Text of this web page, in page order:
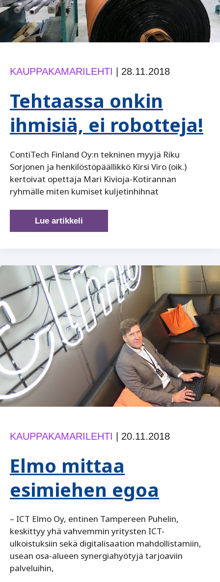
KAUPPAKAMARILEHTI 28.11.2018
Tehtaassa onkin
ihmisiä, ei robotteja!
ContiTech Finland Oy:n tekninen myyjä Riku
Sorjonen ja henkilöstöpäällikkö Kirsi Viro (oik.)
kertoivat opettaja Mari Kivioja-Kotirannan
ryhmälle miten kumiset kuljetinhihnat
Tehtaassa
onkin
robotteja!
Lue artikkeli
KAUPPAKAMARILEHTI | 20.11.2018
Elmo mittaa
esimiehen egoa
– ICT Elmo Oy, entinen Tampereen Puhelin,
keskittyy yhä vahvemmin yritysten ICT-
ulkoistuksiin sekä digitalisaation mahdollistamiin,
usean osa-alueen synergiahyötyjä tarjoaviin
palveluihin,